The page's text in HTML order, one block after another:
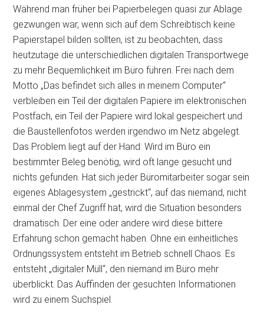
Während man früher bei Papierbelegen quasi zur Ablage
gezwungen war, wenn sich auf dem Schreibtisch keine
Papierstapel bilden sollten, ist zu beobachten, dass
heutzutage die unterschiedlichen digitalen Transportwege
zu mehr Bequemlichkeit im Büro führen. Frei nach dem
Motto „Das befindet sich alles in meinem Computer“
verbleiben ein Teil der digitalen Papiere im elektronischen
Postfach, ein Teil der Papiere wird lokal gespeichert und
die Baustellenfotos werden irgendwo im Netz abgelegt.
Das Problem liegt auf der Hand: Wird im Büro ein
bestimmter Beleg benötig, wird oft lange gesucht und
nichts gefunden. Hat sich jeder Büromitarbeiter sogar sein
eigenes Ablagesystem „gestrickt“, auf das niemand, nicht
einmal der Chef Zugriff hat, wird die Situation besonders
dramatisch. Der eine oder andere wird diese bittere
Erfahrung schon gemacht haben. Ohne ein einheitliches
Ordnungssystem entsteht im Betrieb schnell Chaos. Es
entsteht „digitaler Müll“, den niemand im Büro mehr
überblickt. Das Auffinden der gesuchten Informationen
wird zu einem Suchspiel.